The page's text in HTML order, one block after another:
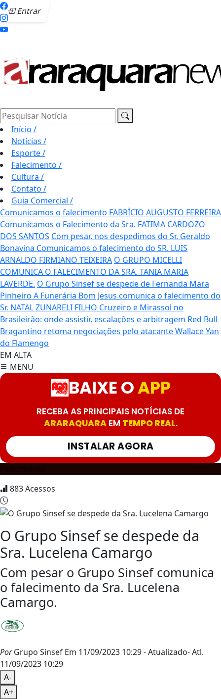
Entrar
Pesquisar Notícia
Início /
Notícias /
Esporte/
Falecimento /
Cultura /
Contato /
Guia Comercial /
Comunicamos o falecimento FABRÍCIO AUGUSTO FERREIRA
Comunicamos o Falecimento da Sra. FATIMA CARDOZO
DOS SANTOS Com pesar, nos despedimos do Sr. Geraldo
Bonavina Comunicamos o falecimento do SR. LUIS
ARNALDO FIRMIANO TEIXEIRA O GRUPO MICELLI
COMUNICA O FALECIMENTO DA SRA. TANIA MARIA
LAVERDE. O Grupo Sinsef se despede de Fernanda Mara
Pinheiro A Funerária Bom Jesus comunica o falecimento do
Sr. NATAL ZUNARELI FILHO Cruzeiro e Mirassol no
Brasileirão: onde assistir, escalações e arbitragem Red Bull
Bragantino retoma negociações pelo atacante Wallace Yan
do Flamengo
EM ALTA
MENU
BAIXE OAPP
RECEBA AS PRINCIPAIS NOTÍCIAS DE
ARARAQUARAEM TEMPO REAL.
INSTALAR AGORA
883Acessos
O Grupo Sinsef se despede da
Sra. Lucelena Camargo
Com pesar o Grupo Sinsef comunica
o falecimento da Sra. Lucelena
Camargo.
PorGrupo Sinsef Em 11/09/2023 10:29- Atualizado- Atl.
11/09/2023 10:29
A-
A+